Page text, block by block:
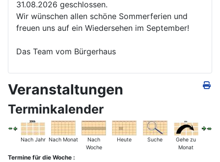
31.08.2026 geschlossen.
Wir wünschen allen schöne Sommerferien und
freuen uns auf ein Wiedersehen im September!
Das Team vom Bürgerhaus
Veranstaltungen
Terminkalender
Nach Jahr Nach Monat
Nach
Woche
Heute Suche
Gehe zu
Monat
Termine für die Woche :